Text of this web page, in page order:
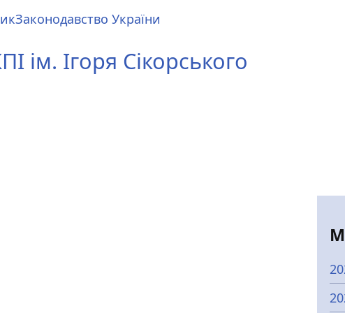
Законодавство України
ім. Ігоря Сікорського